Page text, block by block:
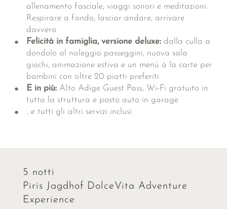
allenamento fasciale, viaggi sonori e meditazioni.
Respirare a fondo, lasciar andare, arrivare
davvero
Felicità in famiglia, versione deluxe: dalla culla a
dondolo al noleggio passeggini, nuova sala
giochi, animazione estiva e un menù à la carte per
bambini con oltre 20 piatti preferiti
E in più: Alto Adige Guest Pass, Wi-Fi gratuito in
tutta la struttura e posto auto in garage
…e tutti gli altri servizi inclusi
5 notti
Piris Jagdhof DolceVita Adventure
Experience